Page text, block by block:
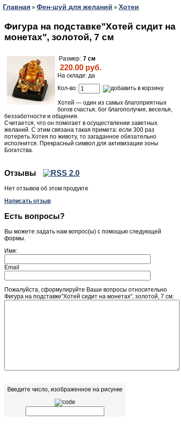
Главная » Фен-шуй для желаний » Хотеи
Фигура на подставке"Хотей сидит на
монетах", золотой, 7 см
Размер: 7 см
220.00 руб.
На складе: да
Кол-во:
Хотей — один из самых благоприятных
богов счастья, бог благополучия, веселья,
беззаботности и общения.
Считается, что он помогает в осуществлении заветных
желаний. С этим связана такая примета: если 300 раз
потереть Хотея по животу, то загаданное обязательно
исполнится. Прекрасный символ для активизации зоны
Богатства.
Отзывы
Нет отзывов об этом продукте
Написать отзыв
Есть вопросы?
Вы можете задать нам вопрос(ы) с помощью следующей
формы.
Имя:
Email
Пожалуйста, сформулируйте Ваши вопросы относительно
Фигура на подставке"Хотей сидит на монетах", золотой, 7 см:
Введите число, изображенное на рисунке